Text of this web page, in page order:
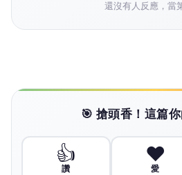
還沒有人反應，當
🎯 搶頭香！這篇
👍
讚
❤️
愛